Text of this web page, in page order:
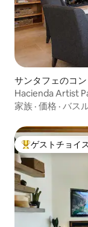
サンタフェのコ
Hacienda Artist
家族 · 価格 · バス
大好評のゲスト
ゲストチョイス